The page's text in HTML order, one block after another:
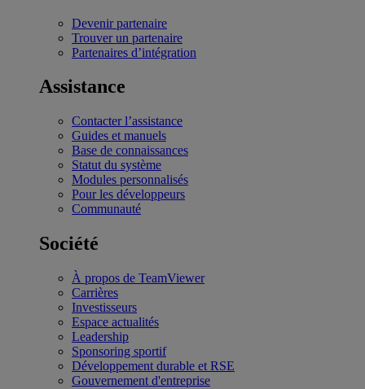
Devenir partenaire
Trouver un partenaire
Partenaires d’intégration
Assistance
Contacter l’assistance
Guides et manuels
Base de connaissances
Statut du système
Modules personnalisés
Pour les développeurs
Communauté
Société
À propos de TeamViewer
Carrières
Investisseurs
Espace actualités
Leadership
Sponsoring sportif
Développement durable et RSE
Gouvernement d'entreprise